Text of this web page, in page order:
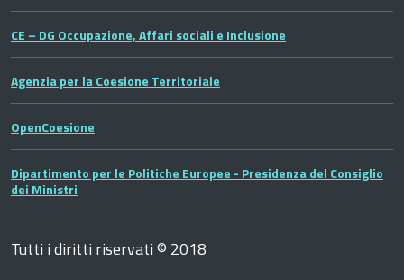
CE – DG Occupazione, Affari sociali e Inclusione
Agenzia per la Coesione Territoriale
OpenCoesione
Dipartimento per le Politiche Europee - Presidenza del Consiglio
dei Ministri
Tutti i diritti riservati © 2018